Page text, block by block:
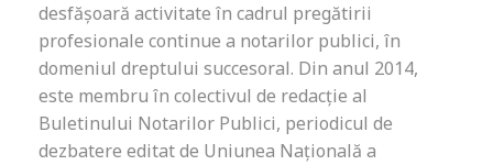
desfăşoară activitate în cadrul pregătirii
profesionale continue a notarilor publici, în
domeniul dreptului succesoral. Din anul 2014,
este membru în colectivul de redacţie al
Buletinului Notarilor Publici, periodicul de
dezbatere editat de Uniunea Naţională a